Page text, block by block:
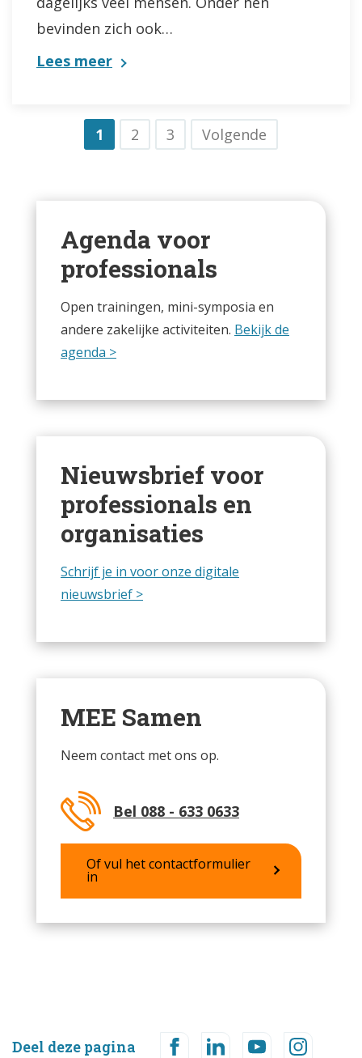
Agenda voor
professionals
Open trainingen, mini-symposia en
andere zakelijke activiteiten. Bekijk de
agenda >
Nieuwsbrief voor
professionals en
organisaties
Schrijf je in voor onze digitale
nieuwsbrief >
MEE Samen
Neem contact met ons op.
Bel 088 - 633 0633
Of vul het contactformulier
in
bevinden zich ook…
Lees meer
1 2 3 Volgende
Deel deze pagina